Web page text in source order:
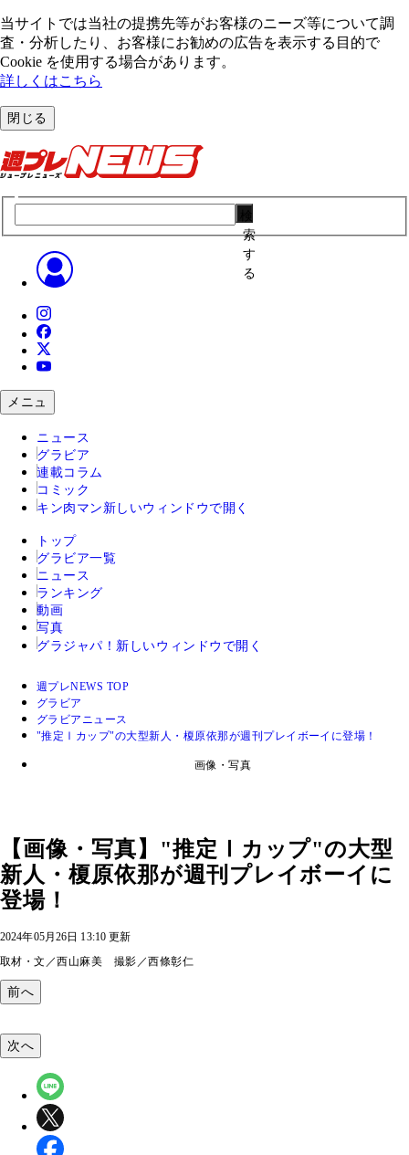
当サイトでは当社の提携先等がお客様のニーズ等について調
査・分析したり、お客様にお勧めの広告を表⽰する⽬的で
Cookie を使⽤する場合があります。
詳しくはこちら
閉じる
索
す
る
メニュ
ニュース
グラビア
連載コラム
コミック
キン肉マン 新しいウィンドウで開く
トップ
グラビア一覧
ニュース
ランキング
動画
写真
グラジャパ！ 新しいウィンドウで開く
週プレNEWS TOP
グラビア
グラビアニュース
"推定Ⅰカップ"の大型新人・榎原依那が週刊プレイボーイに登場！
画像・写真
【画像・写真】"推定Ⅰカップ"の大型
新人・榎原依那が週刊プレイボーイに
登場！
2024年05月26日 13:10 更新
取材・文／西山麻美 撮影／西條彰仁
前へ
次へ